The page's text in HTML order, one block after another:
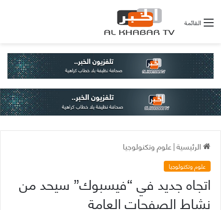
القائمة
الرئيسية|علوم وتكنولوجيا
علوم وتكنولوجيا
اتجاه جديد في “فيسبوك” سيحد من
نشاط الصفحات العامة